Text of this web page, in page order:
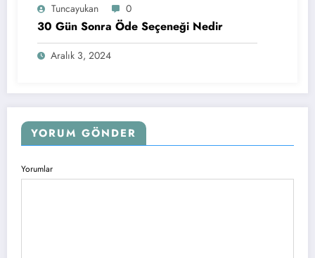
Tuncayukan 0
30 Gün Sonra Öde Seçeneği Nedir
Aralık 3, 2024
YORUM GÖNDER
Yorumlar